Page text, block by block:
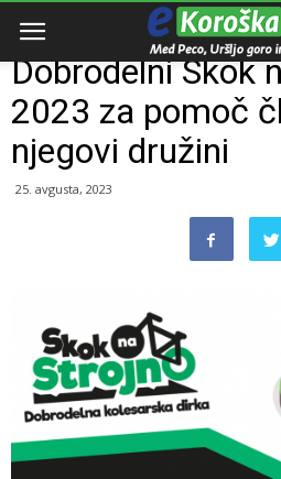
Domov
Dobrodelni Skok
2023 za pomoč
njegovi družini
25. avgusta, 2023